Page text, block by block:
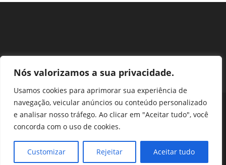
Nós valorizamos a sua privacidade.
Usamos cookies para aprimorar sua experiência de
navegação, veicular anúncios ou conteúdo personalizado
e analisar nosso tráfego. Ao clicar em "Aceitar tudo", você
concorda com o uso de cookies.
Customizar Rejeitar Aceitar tudo
Perguntas Frequentes
Ouvidoria
Transparência e prestação de contas
Assessoria de Imprensa
Setor de Autarquias Sul 1 Bloco L Edificio CFA - Asa Sul, Brasília -
DF, 70070-932 | Telefone: (61) 3218-1800 | cfa@cfa.org.br |
Copyright - 2024 CFA | All Rights Reserved | Powered by CFA